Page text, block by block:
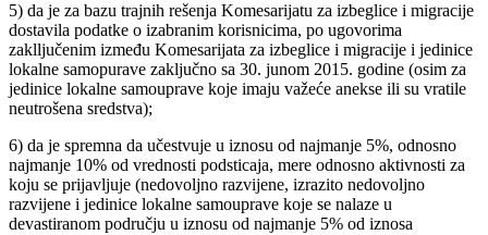
5) da je za bazu trajnih rešenja Komesarijatu za izbeglice i migracije
dostavila podatke o izabranim korisnicima, po ugovorima
zaklljučenim između Komesarijata za izbeglice i migracije i jedinice
lokalne samopurave zaključno sa 30. junom 2015. godine (osim za
jedinice lokalne samouprave koje imaju važeće anekse ili su vratile
neutrošena sredstva);
6) da je spremna da učestvuje u iznosu od najmanje 5%, odnosno
najmanje 10% od vrednosti podsticaja, mere odnosno aktivnosti za
koju se prijavljuje (nedovoljno razvijene, izrazito nedovoljno
razvijene i jedinice lokalne samouprave koje se nalaze u
devastiranom području u iznosu od najmanje 5% od iznosa